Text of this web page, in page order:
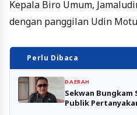
Kepala Biro Umum,
dengan panggilan Udin
Perlu Dibaca
DAERAH
Sekwan Bungkam
Publik